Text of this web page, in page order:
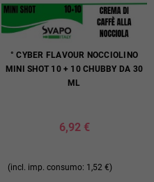
° CYBER FLAVOUR NOCCIOLINO
MINI SHOT 10 + 10 CHUBBY DA 30
ML
6,92 €
(incl. imp. consumo: 1,52 €)